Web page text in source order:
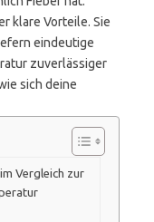
klare Vorteile. Sie
eindeutige
zuverlässiger
sich deine
Vergleich zur